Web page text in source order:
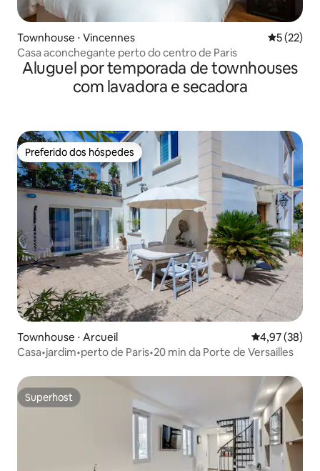
Townhouse ⋅ Vincennes 5 de uma
5 (22)
Casa aconchegante perto do centro de Paris
Aluguel por temporada de townhouses
com lavadora e secadora
Preferido dos hóspedes
Preferido dos hóspedes
Townhouse ⋅ Arcueil 4,97 de uma
4,97 (38)
Casa•jardim•perto de Paris•20 min da Porte de Versailles
Superhost
Superhost